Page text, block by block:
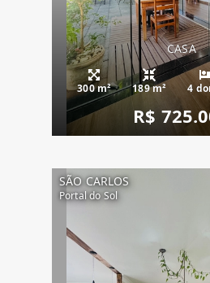
CASA
300 m² 189 m² 4
R$
SÃO CARLOS
Portal do Sol